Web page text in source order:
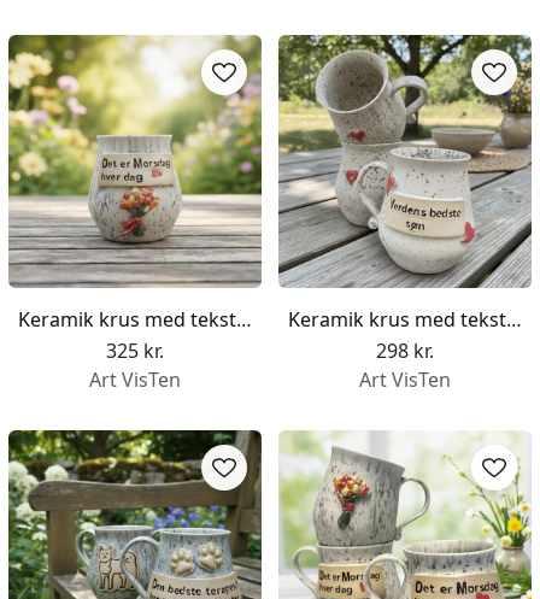
Keramik krus med tekst - Det er morsdag hver dag
325 kr.
Art VisTen
Keramik krus med tekst - Verdens bedste søn
298 kr.
Art VisTen